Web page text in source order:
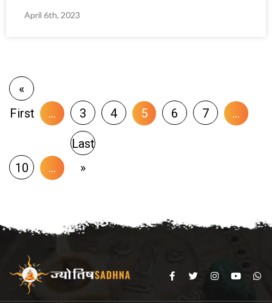
April 6th, 2023
«
First
... 3 4 5 6 7 ...
10 ...
Last
»